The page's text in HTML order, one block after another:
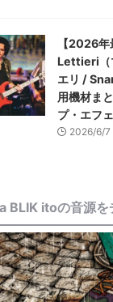
【2026
Lettieri（
エリ /
用機材ま
プ・エフ
2026/6/7
BLIK itoの音源を